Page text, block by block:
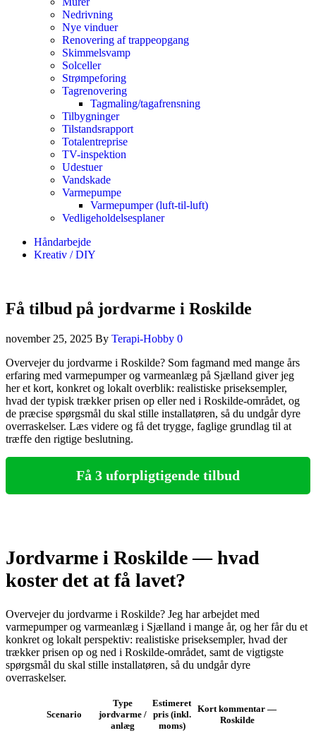
Nedrivning
Nye vinduer
Renovering af trappeopgang
Skimmelsvamp
Solceller
Strømpeforing
Tagrenovering
Tagmaling/tagafrensning
Tilbygninger
Tilstandsrapport
Totalentreprise
TV-inspektion
Udestuer
Vandskade
Varmepumpe
Varmepumper (luft-til-luft)
Vedligeholdelsesplaner
Håndarbejde
Kreativ / DIY
Få tilbud på jordvarme i Roskilde
november 25, 2025 By Terapi-Hobby 0
Overvejer du jordvarme i Roskilde? Som fagmand med mange års
erfaring med varmepumper og varmeanlæg på Sjælland giver jeg
her et kort, konkret og lokalt overblik: realistiske priseksempler,
hvad der typisk trækker prisen op eller ned i Roskilde‑området, og
de præcise spørgsmål du skal stille installatøren, så du undgår dyre
overraskelser. Læs videre og få det trygge, faglige grundlag til at
træffe den rigtige beslutning.
Få 3 uforpligtigende tilbud
Jordvarme i Roskilde — hvad
koster det at få lavet?
Overvejer du jordvarme i Roskilde? Jeg har arbejdet med
varmepumper og varmeanlæg i Sjælland i mange år, og her får du et
konkret og lokalt perspektiv: realistiske priseksempler, hvad der
trækker prisen op og ned i Roskilde‑området, samt de vigtigste
spørgsmål du skal stille installatøren, så du undgår dyre
overraskelser.
Scenario
Type
jordvarme /
anlæg
Estimeret
pris (inkl.
moms)
Kort kommentar —
Roskilde